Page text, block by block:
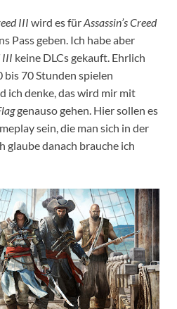
III wird es fürAssassin’s Creed
Pass geben. Ich habe aber
III keine DLCs gekauft. Ehrlich
bis 70 Stunden spielen
ich denke, das wird mir mit
genauso gehen. Hier sollen es
sein, die man sich in der
glaube danach brauche ich